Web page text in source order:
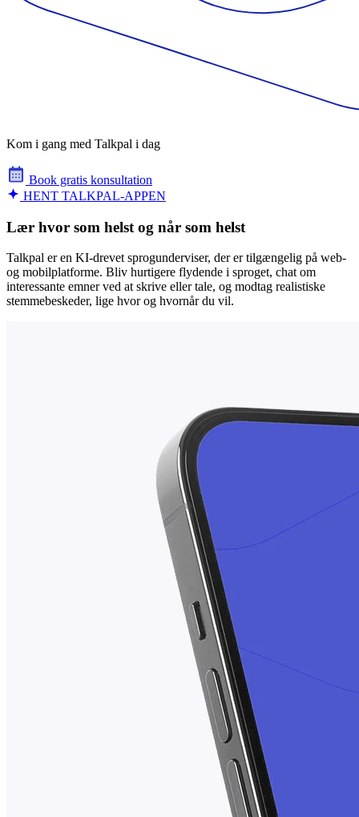
Kom i gang med Talkpal i dag
Book gratis konsultation
HENT TALKPAL-APPEN
Lær hvor som helst og når som helst
Talkpal er en KI-drevet sprogunderviser, der er tilgængelig på web-
og mobilplatforme. Bliv hurtigere flydende i sproget, chat om
interessante emner ved at skrive eller tale, og modtag realistiske
stemmebeskeder, lige hvor og hvornår du vil.